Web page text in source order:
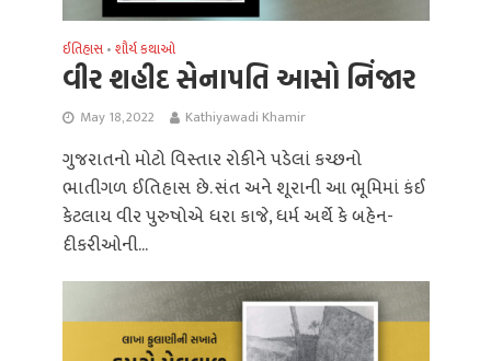
ઈતિહાસ • શૌર્ય કથાઓ
વીર શહીદ સેનાપતિ આસો નિંજાર
May 18, 2022 Kathiyawadi Khamir
ગુજરાતનો મોટો વિસ્તાર રોકીને પડેલાં કચ્છનો
ભાતીગળ ઈતિહાસ છે. સંત અને શૂરાની આ ભૂમિમાં કંઈ
કેટલાય વીર પુરુષોએ ધરા કાજે, ધર્મ અર્થે કે બહેન-
દીકરીઓની...